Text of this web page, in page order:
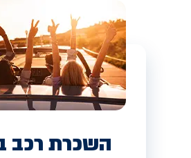
השכרת רכב